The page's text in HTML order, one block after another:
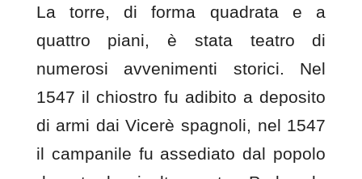
La torre, di forma quadrata e a
quattro piani, è stata teatro di
numerosi avvenimenti storici. Nel
1547 il chiostro fu adibito a deposito
di armi dai Vicerè spagnoli, nel 1547
il campanile fu assediato dal popolo